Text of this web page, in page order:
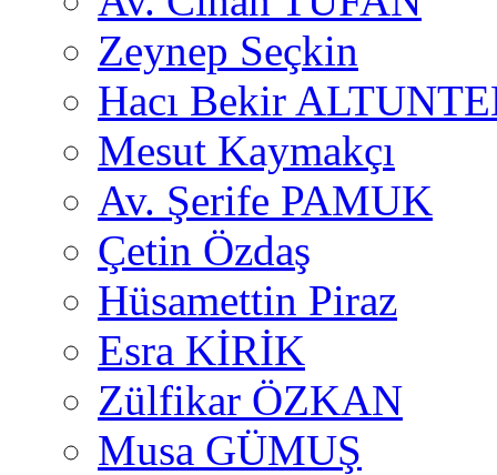
Zeynep Seçkin
Hacı Bekir
Mesut Kaymakçı
Av. Şerife PAMUK
Çetin Özdaş
Hüsamettin Piraz
Esra KİRİK
Zülfikar ÖZKAN
Musa GÜMUŞ